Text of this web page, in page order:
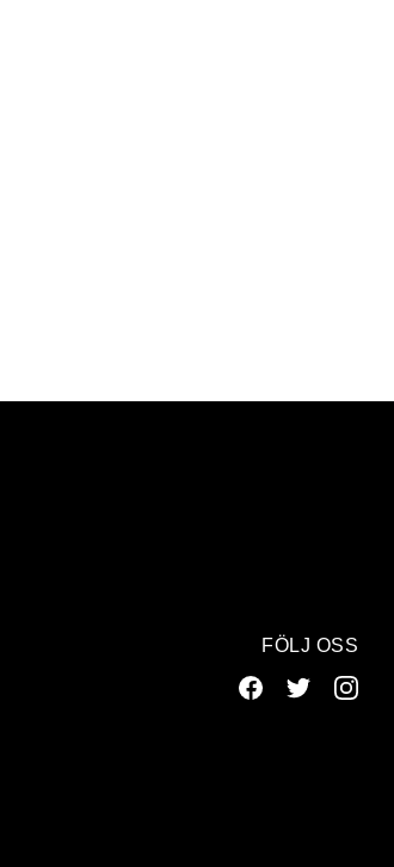
FÖLJ OSS